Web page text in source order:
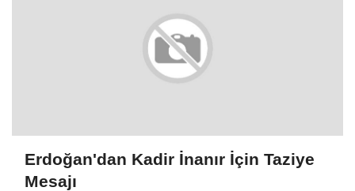
Erdoğan'dan Kadir İnanır İçin Taziye
Mesajı